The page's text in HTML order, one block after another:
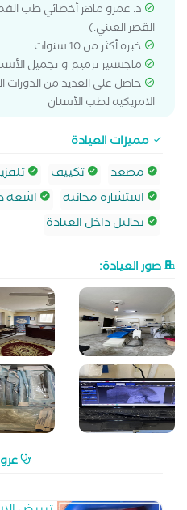
د. عمرو ماهر أخصائي طب
القصر العيني.)
خبره أكثر من 10 سنوات
ماجستير ترميم و تجميل
حاصل على العديد من الدورات
الامريكيه لطب الأسنان
مميزات العيادة
مصعد
تكييف
استشارة مجانية
اشعة
تحاليل داخل العيادة
صور العيادة: